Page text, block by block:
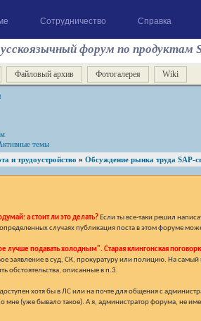
Сотрудничество Справка
форум по продуктам
Файловый архив Фотогалерея Wiki
темы
и трудоустройство » Обсуждение рынка труда SAP-
а стоит ли это делать?Если ты все-таки решил
случаях публикация поста в этом форуме
лучше подавать холодным". Старая клингонская
заявление в суд, СК, прокуратуру или полицию. На
обстоятельства, описанные в п.3.
хотя бы в ЛС или на почте для общения с
(уже бывало такое). А я, администратор форума, не